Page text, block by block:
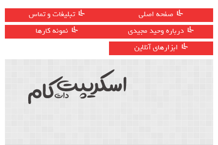
صفحه اصلی
تبلیغات و تماس
درباره وحید مجیدی
نمونه کارها
ابزارهای آنلاین